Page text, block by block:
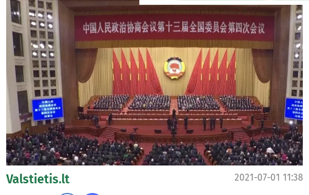
Valstietis.lt 2021-07-01 11:38